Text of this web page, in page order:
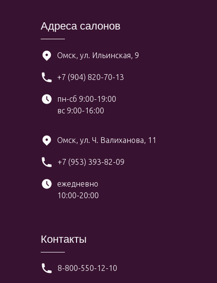
Адреса салонов
+7 (904) 820-70-13
пн-сб 9:00-19:00
вс 9:00-16:00
Омск, ул. Ильинская, 9
+7 (953) 393-82-09
ежедневно
10:00-20:00
Омск, ул. Ч. Валиханова, 11
Контакты
8-800-550-12-10